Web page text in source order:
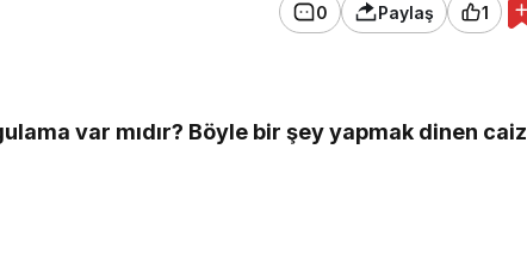
0 Paylaş 1
var mıdır? Böyle bir şey yapmak dinen caiz